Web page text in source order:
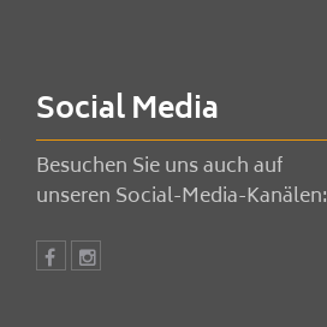
Social Media
Besuchen Sie uns auch auf
unseren Social-Media-Kanälen: